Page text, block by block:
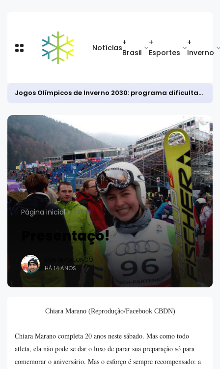
Notícias
+
Brasil
+
Esportes
+
Inverno
Jogos Olímpicos de Inverno 2030: programa dificulta classificação no bobsled masculino
Página inicial CBDN
Presentaço!
GUSTAVO LONGO
HÁ 14 ANOS
Chiara Marano (Reprodução/Facebook CBDN)
Chiara Marano completa 20 anos neste sábado. Mas como todo
atleta, ela não pode se dar o luxo de parar sua preparação só para
comemorar o aniversário. Mas o esforço é sempre recompensado: a